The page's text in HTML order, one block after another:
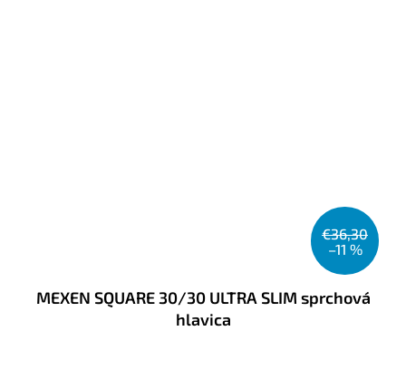
€36,30
–11 %
MEXEN SQUARE 30/30 ULTRA SLIM sprchová
hlavica